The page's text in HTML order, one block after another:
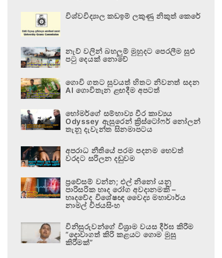
විශ්වවිද්‍යාල කඩඉම් ලකුණු නිකුත් කෙරේ
නැව් වලින් බහලුම් මුහුදට පෙරලීම සුළු
පටු දෙයක් නොවේ
ගොවි ගතට සුවයත් හිතට නිවනත් සදන
AI ගොවිතැන ළඟදීම අපටත්
හෝමර්ගේ සම්භාව්‍ය වීර කාව්‍යය
Odyssey ඇසුරෙන් ක්‍රිස්ටෝෆර් නෝලන්
තැනූ දැවැන්ත සිනමාපටය
අපරාධ නීතියේ පරම පදනම හෙවත්
වරදට සරිලන දඬුවම
ප්‍රවේසම් වන්න; එල් නිනෝ යනු
පාරිසරික හෘද රෝග අවදානමකි –
හෘදවේද විශේෂඥ වෛද්‍ය මහාචාර්ය
නාමල් විජයසිංහ
විනිසුරුවන්ගේ විශ්‍රාම වයස දීර්ඝ කිරීම
“දොවාගත් කිරි කළයට ගොම මුසු
කිරීමක්”